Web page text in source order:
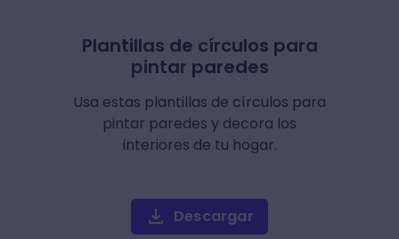
Plantillas de círculos para
pintar paredes
Usa estas plantillas de círculos para
pintar paredes y decora los
interiores de tu hogar.
Descargar